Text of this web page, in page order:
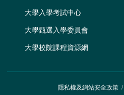
大學入學考試中心
大學甄選入學委員會
大學校院課程資源網
隱私權及網站安全政策/